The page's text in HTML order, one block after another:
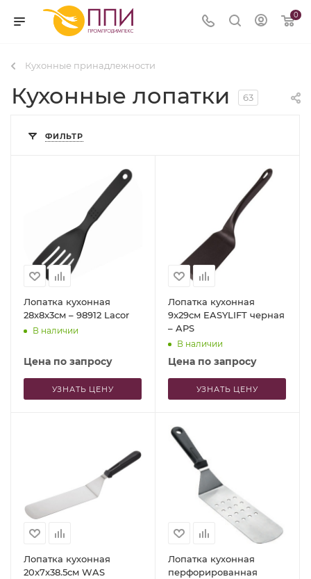
0
Кухонные принадлежности
Кухонные лопатки 63
ФИЛЬТР
Лопатка кухонная
28x8x3см – 98912 Lacor
В наличии
Цена по запросу
УЗНАТЬ ЦЕНУ
Лопатка кухонная
9x29см EASYLIFT черная
– APS
В наличии
Цена по запросу
УЗНАТЬ ЦЕНУ
Лопатка кухонная
20x7x38.5см WAS
Лопатка кухонная
перфорированная